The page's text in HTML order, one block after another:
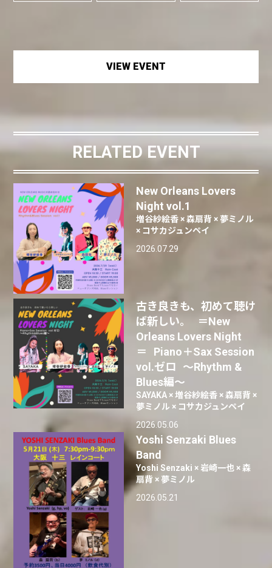
VIEW EVENT
RELATED EVENT
New Orleans Lovers
Night vol.1
増谷紗絵香 × 森扇背 × 夢ミノル
× コサカジュンペイ
2026.07.29
古き良きも、初めて聴け
ば新しい。 ＝New
Orleans Lovers Night
＝ Piano＋Sax Session
vol.ゼロ 〜Rhythm &
Blues編〜
SAYAKA × 増谷紗絵香 × 森扇背 ×
夢ミノル × コサカジュンペイ
2026.05.06
Yoshi Senzaki Blues
Band
Yoshi Senzaki × 岩崎一也 × 森
扇背 × 夢ミノル
2026.05.21